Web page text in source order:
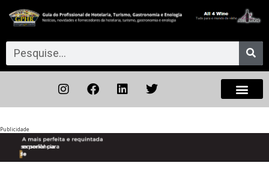
Publicidade